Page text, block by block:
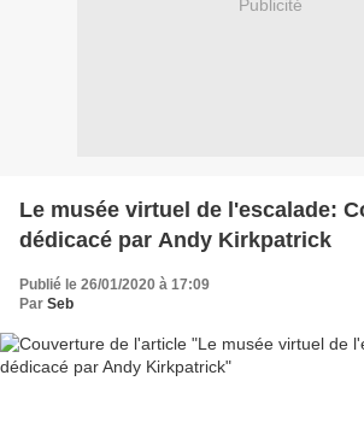
Publicité
Le musée virtuel de l'escalade:
dédicacé par Andy Kirkpatrick
Publié le 26/01/2020 à 17:09
Par Seb